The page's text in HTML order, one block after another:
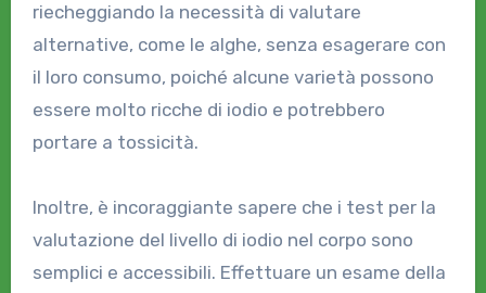
riecheggiando la necessità di valutare
alternative, come le alghe, senza esagerare con
il loro consumo, poiché alcune varietà possono
essere molto ricche di iodio e potrebbero
portare a tossicità.
Inoltre, è incoraggiante sapere che i test per la
valutazione del livello di iodio nel corpo sono
semplici e accessibili. Effettuare un esame della